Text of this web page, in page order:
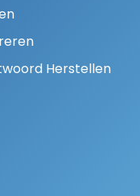
Herstellen